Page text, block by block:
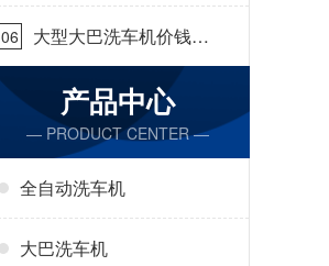
06
大型大巴洗车机价钱怎
么样[隆茂鑫晟]
产品中心
— PRODUCT CENTER —
全自动洗车机
大巴洗车机